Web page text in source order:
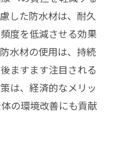
した防水材は、耐久
度を低減させる効果
水材の使用は、持続
ますます注目される
は、経済的なメリッ
の環境改善にも貢献